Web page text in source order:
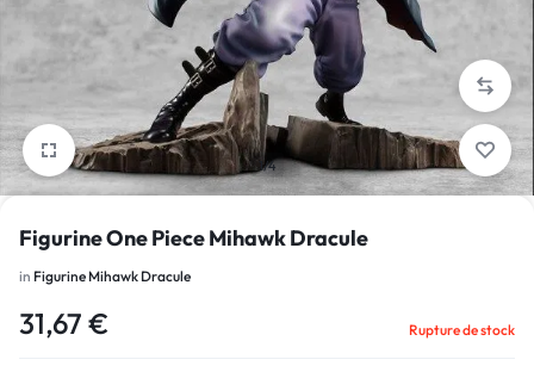
1/4
Figurine One Piece Mihawk Dracule
in Figurine Mihawk Dracule
31,67 € Rupture de stock